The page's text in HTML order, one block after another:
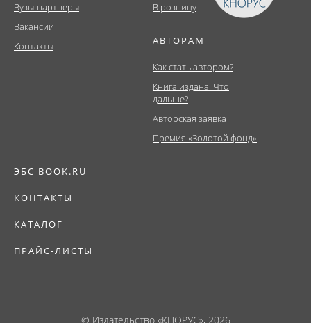
Вузы-партнеры
Вакансии
Контакты
В розницу
АВТОРАМ
Как стать автором?
Книга издана. Что
дальше?
Авторская заявка
Премия «Золотой фонд»
ЭБС BOOK.RU
КОНТАКТЫ
КАТАЛОГ
ПРАЙС-ЛИСТЫ
© Издательство «КНОРУС», 2026